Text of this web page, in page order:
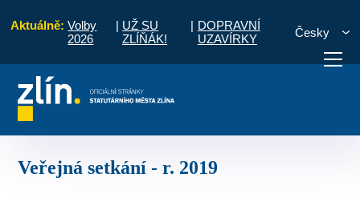
Aktuálně: Volby
2026
| UŽ SU
ZLÍŇÁK!
| DOPRAVNÍ
UZAVÍRKY
Česky
vyřídit
Veřejná setkání - r. 2019